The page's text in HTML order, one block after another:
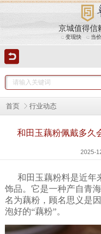
京城值得信
变现快 当
首页 行业动态
和田玉藕粉佩戴多久
2025-
和田玉藕粉料是近年
饰品。它是一种产自青
名为藕粉，顾名思义是
泡好的“藕粉”。